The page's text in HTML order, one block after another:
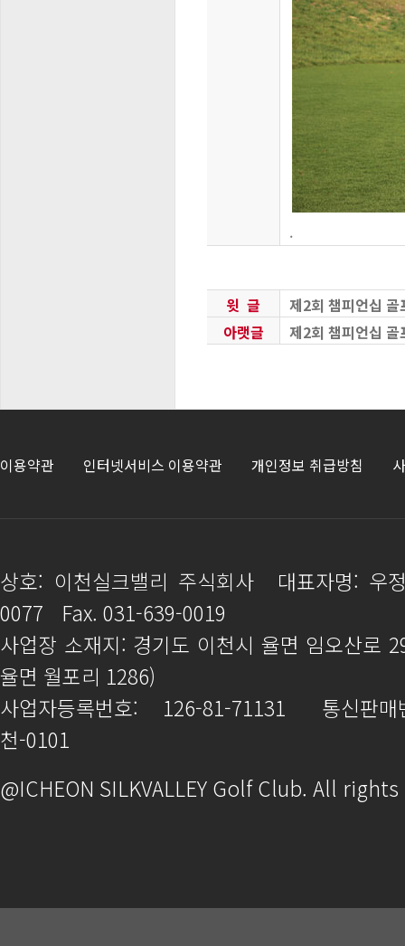
.
윗 글
제2회 챔피언십
아랫글
제2회 챔피언십
이용약관 인터넷서비스 이용약관 개인정보 취급방침
상호: 이천실크밸리 주식회사
대표자명: 우
0077
Fax. 031-639-0019
사업장 소재지: 경기도 이천시 율면 임오산로
율면 월포리 1286)
사업자등록번호: 126-81-71131
통신판
천-0101
@ICHEON SILKVALLEY Golf Club. All